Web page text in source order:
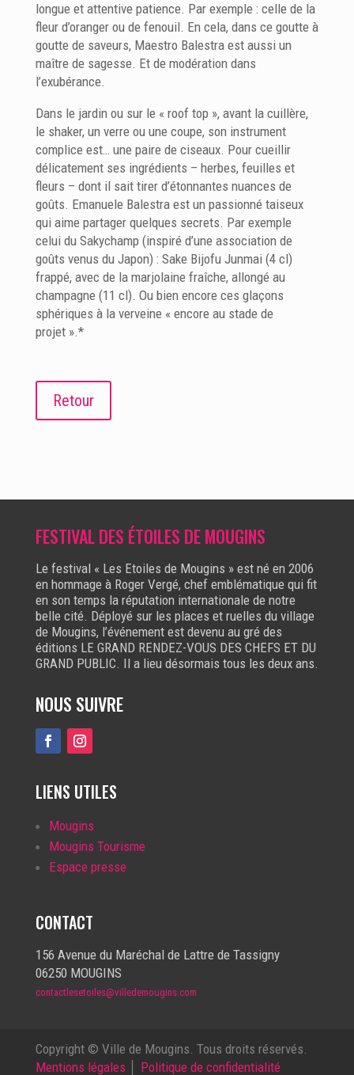
longue et attentive patience. Par exemple : celle de la
fleur d’oranger ou de fenouil. En cela, dans ce goutte à
goutte de saveurs, Maestro Balestra est aussi un
maître de sagesse. Et de modération dans
l’exubérance.
Dans le jardin ou sur le « roof top », avant la cuillère,
le shaker, un verre ou une coupe, son instrument
complice est… une paire de ciseaux. Pour cueillir
délicatement ses ingrédients – herbes, feuilles et
fleurs – dont il sait tirer d’étonnantes nuances de
goûts. Emanuele Balestra est un passionné taiseux
qui aime partager quelques secrets. Par exemple
celui du Sakychamp (inspiré d’une association de
goûts venus du Japon) : Sake Bijofu Junmai (4 cl)
frappé, avec de la marjolaine fraîche, allongé au
champagne (11 cl). Ou bien encore ces glaçons
sphériques à la verveine « encore au stade de
projet ».*
Retour
FESTIVAL DES ÉTOILES DE MOUGINS
Le festival « Les Etoiles de Mougins » est né en 2006
en hommage à Roger Vergé, chef emblématique qui fit
en son temps la réputation internationale de notre
belle cité. Déployé sur les places et ruelles du village
de Mougins, l’événement est devenu au gré des
éditions LE GRAND RENDEZ-VOUS DES CHEFS ET DU
GRAND PUBLIC. Il a lieu désormais tous les deux ans.
NOUS SUIVRE
LIENS UTILES
Mougins
Mougins Tourisme
Espace presse
CONTACT
156 Avenue du Maréchal de Lattre de Tassigny
06250 MOUGINS
contactlesetoiles@villedemougins.com
Copyright © Ville de Mougins. Tous droits réservés.
Mentions légales
Politique de confidentialité